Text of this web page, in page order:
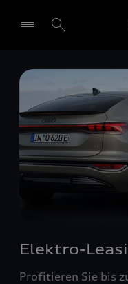
Händler wählen
Elektro-
Profitieren Sie bis